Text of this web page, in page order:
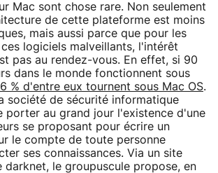
Mac sont chose rare. Non seulement
de cette plateforme est moins
mais aussi parce que pour les
logiciels malveillants, l'intérêt
pas au rendez-vous. En effet, si 90
dans le monde fonctionnent sous
% d'entre eux tournent sous Mac OS.
société de sécurité informatique
porter au grand jour l'existence d'une
se proposant pour écrire un
le compte de toute personne
ses connaissances. Via un site
darknet, le groupuscule propose, en